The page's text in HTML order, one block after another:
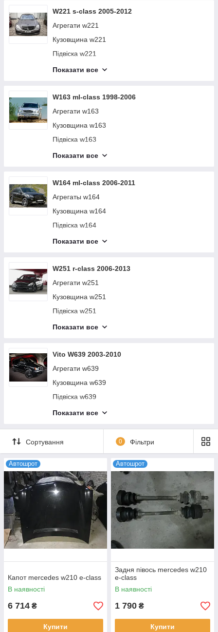
W221 s-class 2005-2012
Агрегати w221
Кузовщина w221
Підвіска w221
Салон w221
Показати все
W163 ml-class 1998-2006
Агрегати w163
Кузовщина w163
Підвіска w163
Салон w163
Показати все
W164 ml-class 2006-2011
Агрегаты w164
Кузовщина w164
Підвіска w164
Салон w164
Показати все
W251 r-class 2006-2013
Агрегати w251
Кузовщина w251
Підвіска w251
Салон w251
Показати все
Vito W639 2003-2010
Агрегати w639
Кузовщина w639
Підвіска w639
Салон w639
Показати все
Сортування 0 Фільтри
Автошрот
Капот mercedes w210 e-class
В наявності
6 714 ₴
Купити
Автошрот
Задня півось mercedes w210
e-class
В наявності
1 790 ₴
Купити